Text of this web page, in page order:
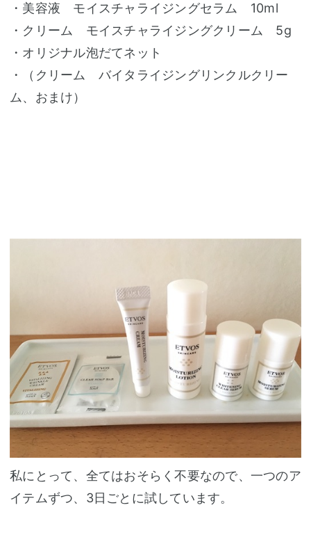
・美容液 モイスチャライジングセラム 10ml
・クリーム モイスチャライジングクリーム 5g
・オリジナル泡だてネット
・（クリーム バイタライジングリンクルクリー
ム、おまけ）
私にとって、全てはおそらく不要なので、一つのア
イテムずつ、3日ごとに試しています。